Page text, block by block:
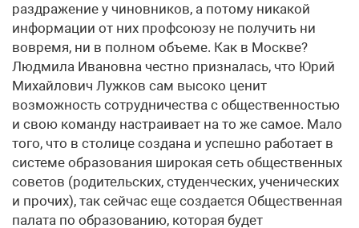
раздражение у чиновников, а потому никакой
информации от них профсоюзу не получить ни
вовремя, ни в полном объеме. Как в Москве?
Людмила Ивановна честно призналась, что Юрий
Михайлович Лужков сам высоко ценит
возможность сотрудничества с общественностью
и свою команду настраивает на то же самое. Мало
того, что в столице создана и успешно работает в
системе образования широкая сеть общественных
советов (родительских, студенческих, ученических
и прочих), так сейчас еще создается Общественная
палата по образованию, которая будет